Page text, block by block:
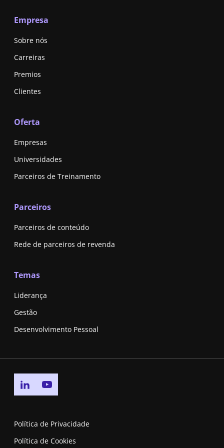
Empresa
Sobre nós
Carreiras
Premios
Clientes
Oferta
Empresas
Universidades
Parceiros de Treinamento
Parceiros
Parceiros de conteúdo
Rede de parceiros de revenda
Temas
Liderança
Gestão
Desenvolvimento Pessoal
Go to linkedin page
Política de Privacidade
Política de Cookies